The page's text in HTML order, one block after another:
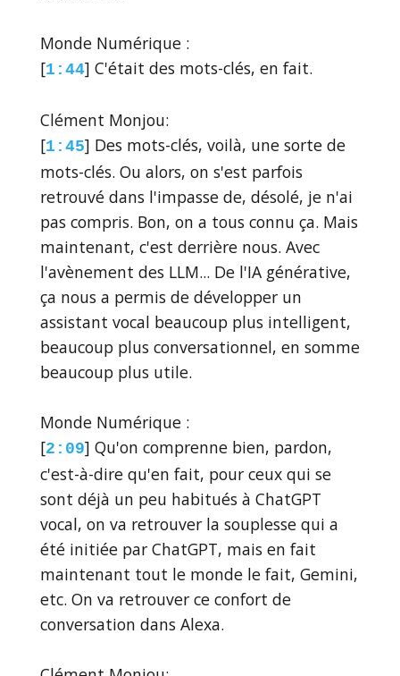
Monde Numérique :
[1:44] C'était des mots-clés, en fait.
Clément Monjou:
[1:45] Des mots-clés, voilà, une sorte de
mots-clés. Ou alors, on s'est parfois
retrouvé dans l'impasse de, désolé, je n'ai
pas compris. Bon, on a tous connu ça. Mais
maintenant, c'est derrière nous. Avec
l'avènement des LLM... De l'IA générative,
ça nous a permis de développer un
assistant vocal beaucoup plus intelligent,
beaucoup plus conversationnel, en somme
beaucoup plus utile.
Monde Numérique :
[2:09] Qu'on comprenne bien, pardon,
c'est-à-dire qu'en fait, pour ceux qui se
sont déjà un peu habitués à ChatGPT
vocal, on va retrouver la souplesse qui a
été initiée par ChatGPT, mais en fait
maintenant tout le monde le fait, Gemini,
etc. On va retrouver ce confort de
conversation dans Alexa.